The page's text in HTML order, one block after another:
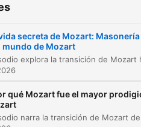
on a chapter to go directly to that
Mozart cambió la
secreta de Mozart:
mundo de Mozart
qué Mozart fue el mayor